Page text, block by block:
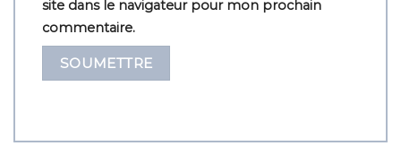
site dans le navigateur pour mon prochain
commentaire.